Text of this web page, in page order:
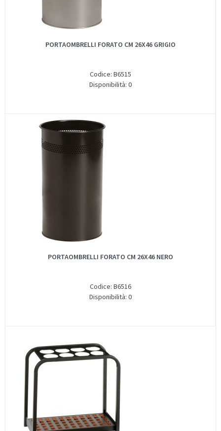
PORTAOMBRELLI FORATO CM 26X46 GRIGIO
Codice: B6515
Disponibilità: 0
PORTAOMBRELLI FORATO CM 26X46 NERO
Codice: B6516
Disponibilità: 0